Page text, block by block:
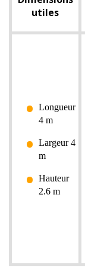
utiles
Longueur
4 m
Largeur 4
m
Hauteur
2.6 m